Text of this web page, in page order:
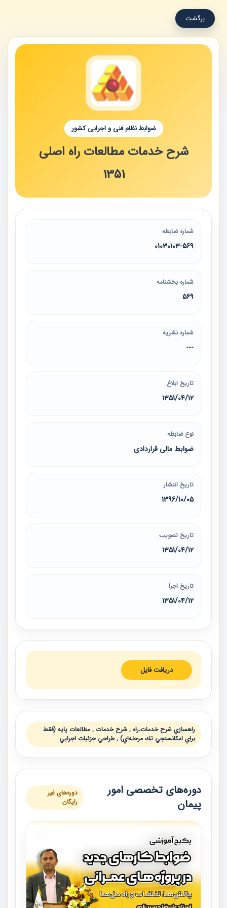
برگشت
ضوابط نظام فنی و اجرایی کشور
شرح خدمات مطالعات راه اصلی
1351
شماره ضابطه
01030103-569
شماره بخشنامه
569
شماره نشریه
---
تاریخ ابلاغ
1351/04/12
نوع ضابطه
ضوابط مالی قراردادی
تاریخ انتشار
1396/10/05
تاریخ تصویب
1351/04/12
تاریخ اجرا
1351/04/12
دریافت فایل
راهسازي شرح خدمات،راه , شرح خدمات , مطالعات پايه (فقط
براي امكانسنجي تك مرحله‌اي) , طراحي جزئيات اجرايي
دوره‌های تخصصی امور
پیمان
دوره‌های غیر
رایگان